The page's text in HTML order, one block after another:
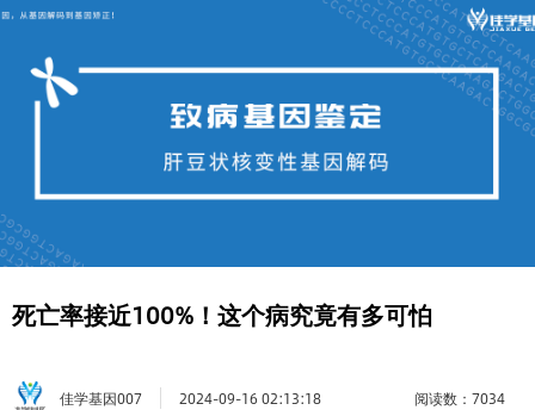
死亡率接近100%！这个病究竟有多可怕
佳学基因007 2024-09-16 02:13:18 阅读数：7034